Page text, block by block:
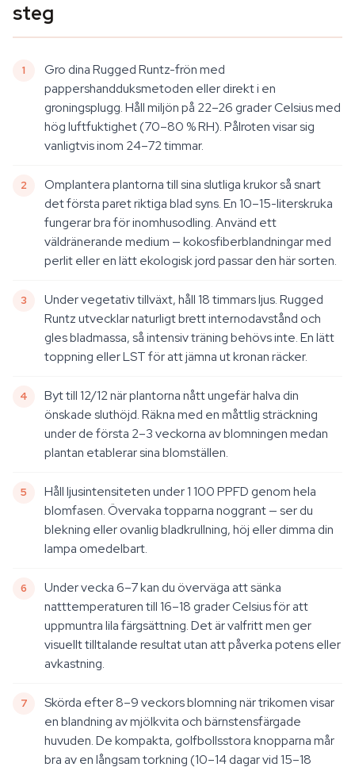
steg
Gro dina Rugged Runtz-frön med
pappershandduksmetoden eller direkt i en
groningsplugg. Håll miljön på 22–26 grader Celsius med
hög luftfuktighet (70–80 % RH). Pålroten visar sig
vanligtvis inom 24–72 timmar.
Omplantera plantorna till sina slutliga krukor så snart
det första paret riktiga blad syns. En 10–15-literskruka
fungerar bra för inomhusodling. Använd ett
väldränerande medium — kokosfiberblandningar med
perlit eller en lätt ekologisk jord passar den här sorten.
Under vegetativ tillväxt, håll 18 timmars ljus. Rugged
Runtz utvecklar naturligt brett internodavstånd och
gles bladmassa, så intensiv träning behövs inte. En lätt
toppning eller LST för att jämna ut kronan räcker.
Byt till 12/12 när plantorna nått ungefär halva din
önskade sluthöjd. Räkna med en måttlig sträckning
under de första 2–3 veckorna av blomningen medan
plantan etablerar sina blomställen.
Håll ljusintensiteten under 1 100 PPFD genom hela
blomfasen. Övervaka topparna noggrant — ser du
blekning eller ovanlig bladkrullning, höj eller dimma din
lampa omedelbart.
Under vecka 6–7 kan du överväga att sänka
natttemperaturen till 16–18 grader Celsius för att
uppmuntra lila färgsättning. Det är valfritt men ger
visuellt tilltalande resultat utan att påverka potens eller
avkastning.
Skörda efter 8–9 veckors blomning när trikomen visar
en blandning av mjölkvita och bärnstensfärgade
huvuden. De kompakta, golfbollsstora knopparna mår
bra av en långsam torkning (10–14 dagar vid 15–18